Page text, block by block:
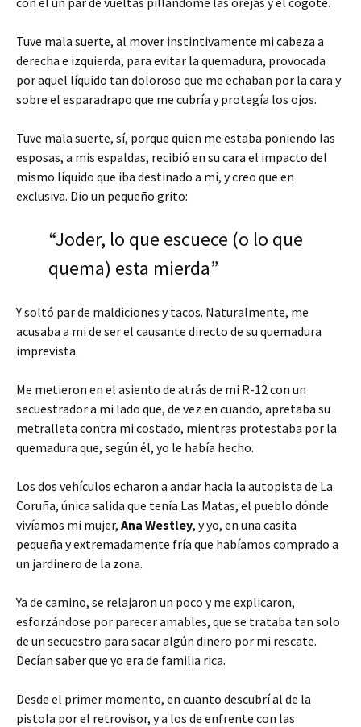
Tuve mala suerte, al mover instintivamente mi cabeza a
derecha e izquierda, para evitar la quemadura, provocada
por aquel líquido tan doloroso que me echaban por la cara y
sobre el esparadrapo que me cubría y protegía los ojos.
Tuve mala suerte, sí, porque quien me estaba poniendo las
esposas, a mis espaldas, recibió en su cara el impacto del
mismo líquido que iba destinado a mí, y creo que en
exclusiva. Dio un pequeño grito:
“Joder, lo que escuece (o lo que
quema) esta mierda”
Y soltó par de maldiciones y tacos. Naturalmente, me
acusaba a mi de ser el causante directo de su quemadura
imprevista.
Me metieron en el asiento de atrás de mi R-12 con un
secuestrador a mi lado que, de vez en cuando, apretaba su
metralleta contra mi costado, mientras protestaba por la
quemadura que, según él, yo le había hecho.
Los dos vehículos echaron a andar hacia la autopista de La
Coruña, única salida que tenía Las Matas, el pueblo dónde
vivíamos mi mujer, Ana Westley, y yo, en una casita
pequeña y extremadamente fría que habíamos comprado a
un jardinero de la zona.
Ya de camino, se relajaron un poco y me explicaron,
esforzándose por parecer amables, que se trataba tan solo
de un secuestro para sacar algún dinero por mi rescate.
Decían saber que yo era de familia rica.
Desde el primer momento, en cuanto descubrí al de la
pistola por el retrovisor, y a los de enfrente con las